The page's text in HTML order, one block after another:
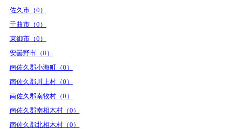
佐久市（0）
千曲市（0）
東御市（0）
安曇野市（0）
南佐久郡小海町（0）
南佐久郡川上村（0）
南佐久郡南牧村（0）
南佐久郡南相木村（0）
南佐久郡北相木村（0）